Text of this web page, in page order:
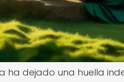
ha dejado una huella